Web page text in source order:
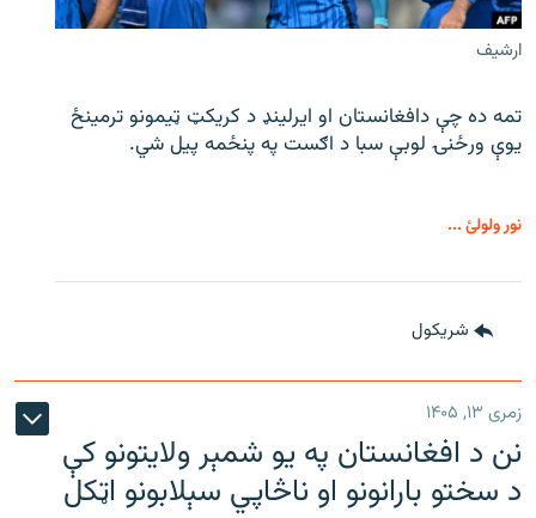
ارشیف
تمه ده چې دافغانستان او ایرلینډ د کریکټ ټیمونو ترمینځ
یوې ورځنۍ لوبې سبا د اګست په پنځمه پیل شي.
نور ولولئ ...
شريکول
زمری ۱۳, ۱۴۰۵
نن د افغانستان په یو شمېر ولایتونو کې
د سختو بارانونو او ناڅاپي سېلابونو اټکل